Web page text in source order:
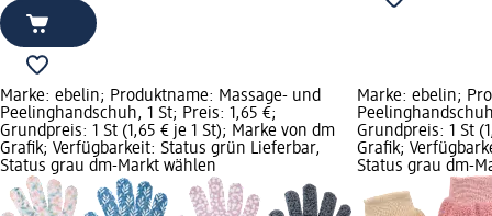
Marke: ebelin; Produktname: Massage- und
Peelinghandschuh, 1 St; Preis: 1,65 €;
Grundpreis: 1 St (1,65 € je 1 St); Marke von dm
Grafik; Verfügbarkeit: Status grün Lieferbar,
Status grau dm-Markt wählen
Marke: ebelin;
Grundpreis: 1 St
Grafik;
Status grau dm-